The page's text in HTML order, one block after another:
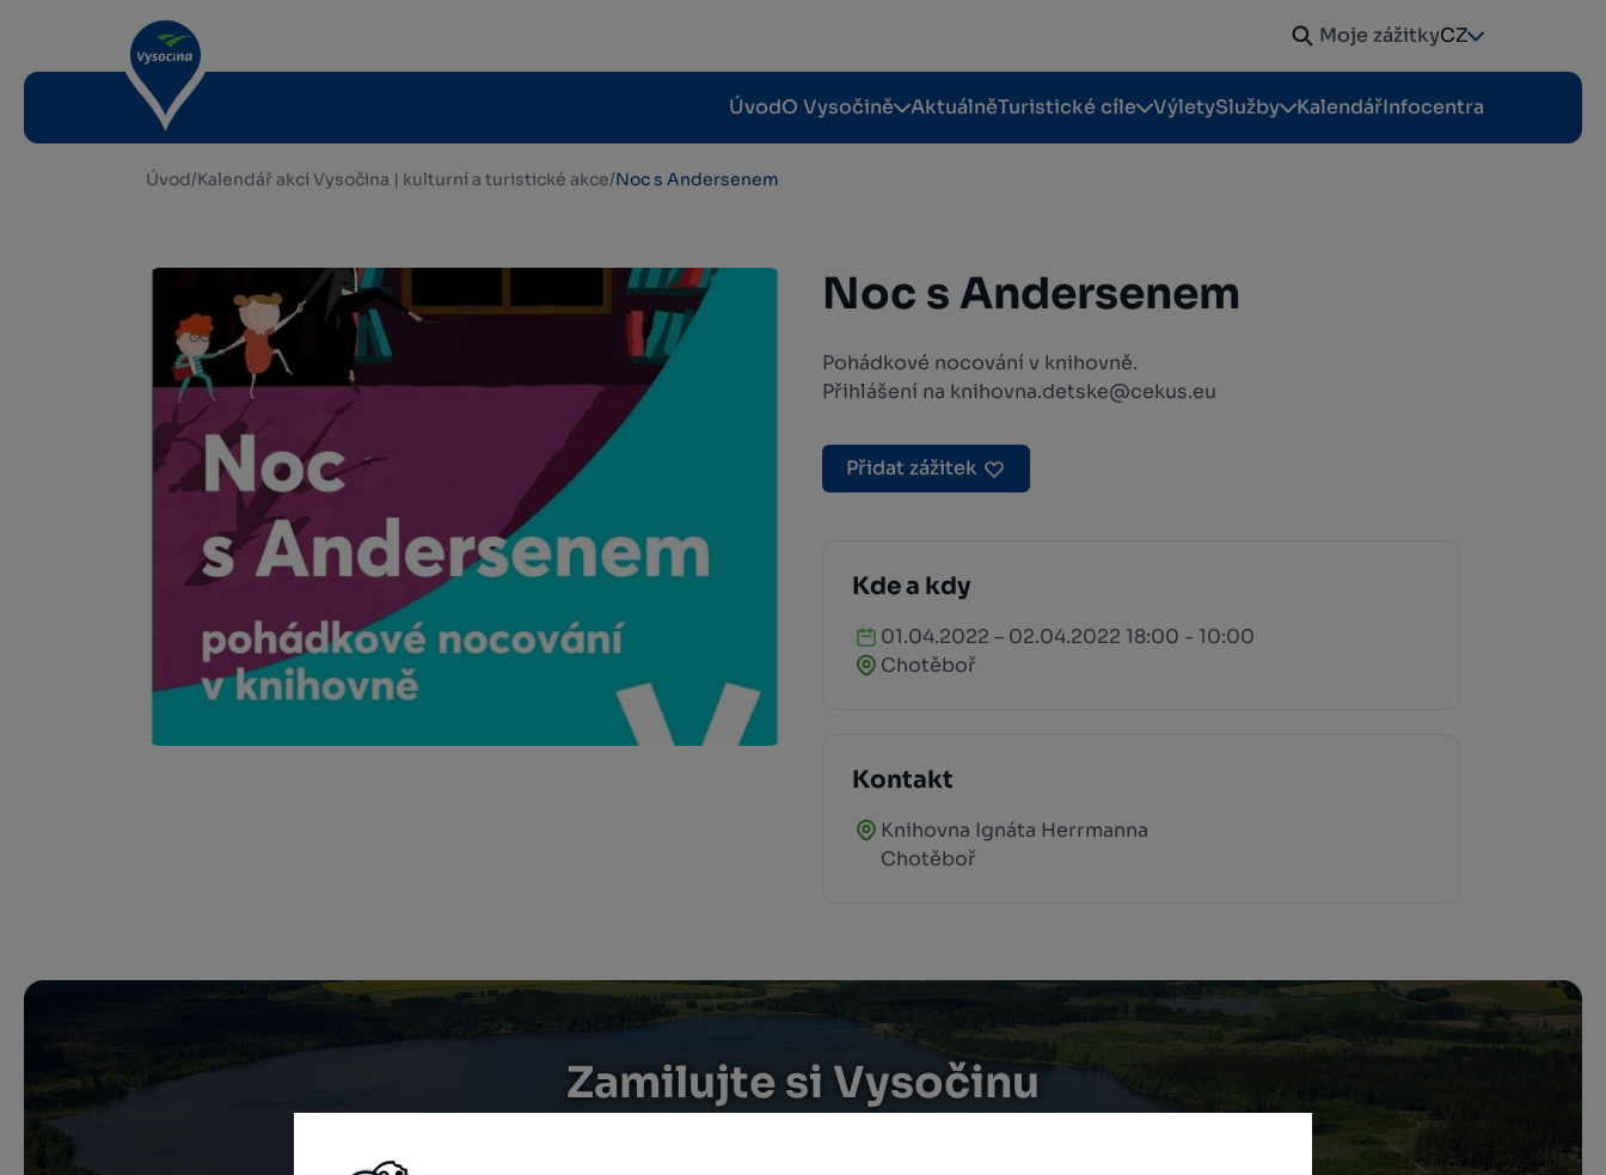
Moje zážitkyCZ
ÚvodO Vysočině AktuálněTuristické cíle VýletySlužby KalendářInfocentra
Úvod/Kalendář akcí Vysočina | kulturní a turistické akce/Noc s Andersenem
Noc s Andersenem
Pohádkové nocování v knihovně.
Přihlášení na knihovna.detske@cekus.eu
Přidat zážitek
Kde a kdy
01.04.2022 – 02.04.2022 18:00 - 10:00
Chotěboř
Kontakt
Knihovna Ignáta Herrmanna
Chotěboř
Zamilujte si Vysočinu